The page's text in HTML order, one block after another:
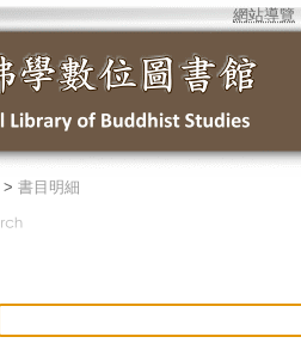
網站導覽
> 書目明細